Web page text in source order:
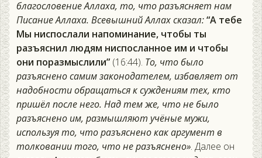
благословение Аллаха, то, что разъясняет нам
Писание Аллаха. Всевышний Аллах сказал:“А тебе
Мы ниспослали напоминание, чтобы ты
разъяснил людям ниспосланное им и чтобы
они поразмыслили” (16:44). То, что было
разъяснено самим законодателем, избавляет от
надобности обращаться к суждениям тех, кто
пришёл после него. Над тем же, что не было
разъяснено им, размышляют учёные мужи,
используя то, что разъяснено как аргумент в
толковании того, что не разъяснено». Далее он